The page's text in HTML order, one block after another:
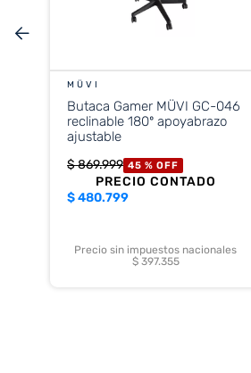
MÜVI
Butaca Gamer MÜVI GC-046
reclinable 180º apoyabrazo
ajustable
$869.999 45 % OFF
PRECIO CONTADO
$480.799
Precio sin impuestos nacionales
$ 397.355